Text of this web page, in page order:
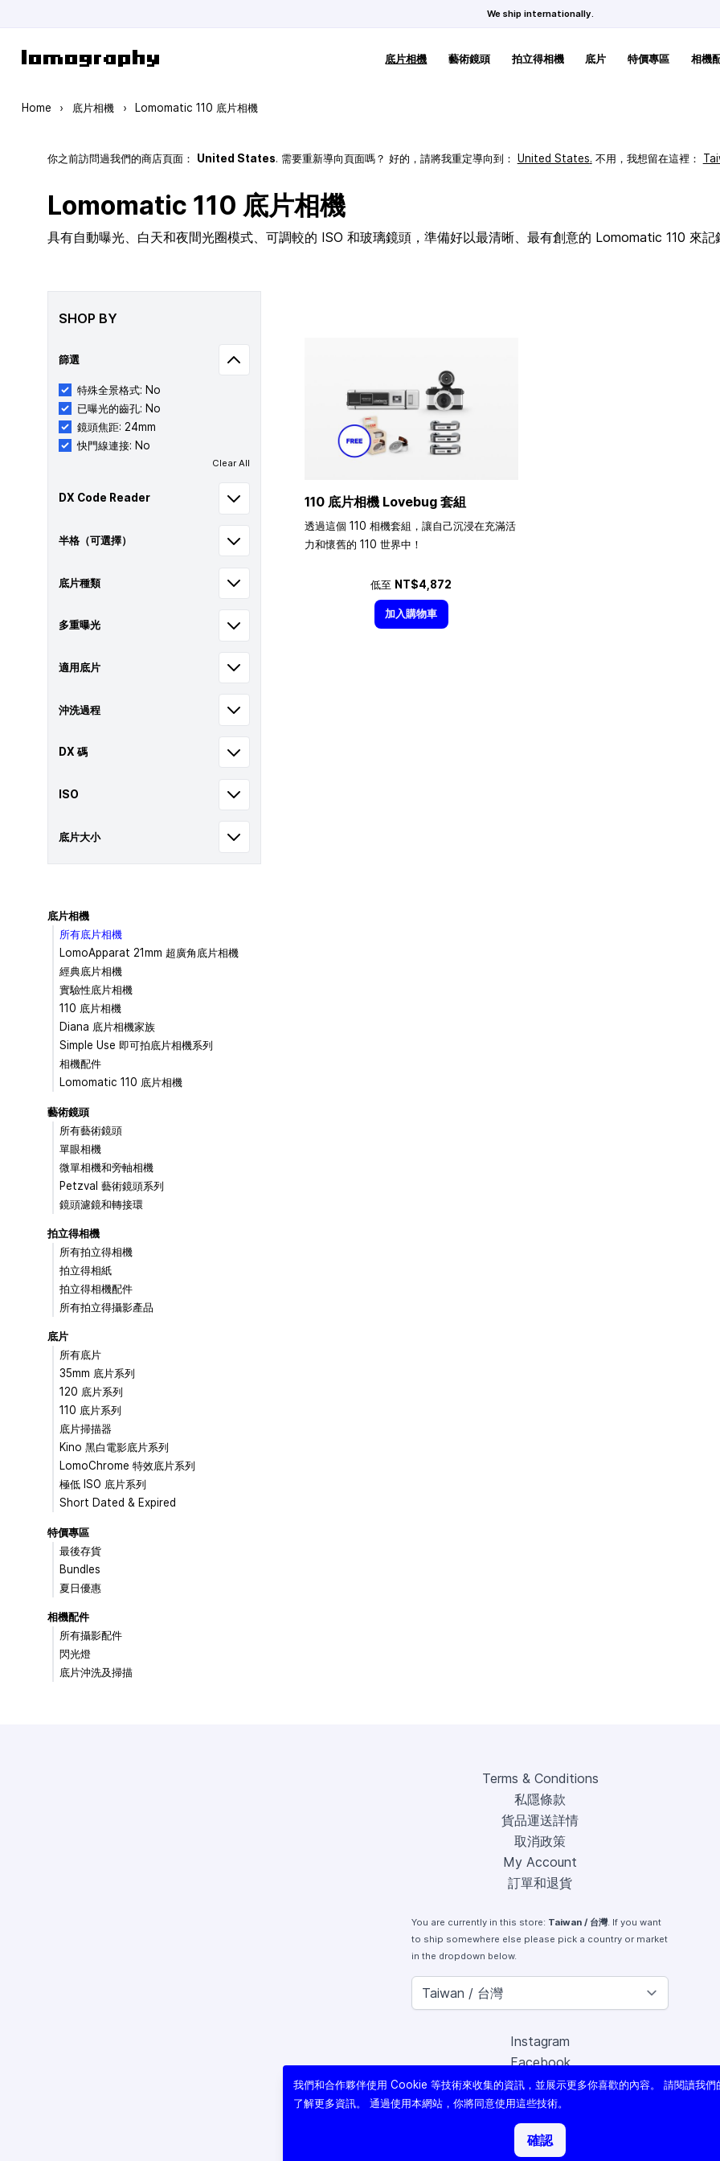
We ship internationally.
底片相機 藝術鏡頭 拍立得相機 底片 特價專區 相機
Home › 底片相機 › Lomomatic 110 底片相機
你之前訪問過我們的商店頁面： United States. 需要重新導向頁面嗎？ 好的，請將我重定導向到： United States. 不用，我想留在這裡：
Lomomatic 110 底片相機
具有自動曝光、白天和夜間光圈模式、可調較的 ISO 和玻璃鏡頭，準備好以最清晰、最有創意的 Lomomatic 110 來記
SHOP BY
篩選
特殊全景格式: No
已曝光的齒孔: No
鏡頭焦距: 24mm
快門線連接: No
Clear All
DX Code Reader
半格（可選擇）
底片種類
多重曝光
適用底片
沖洗過程
DX 碼
ISO
底片大小
110 底片相機 Lovebug 套組
透過這個 110 相機套組，讓自己沉浸在充滿活
力和懷舊的 110 世界中！
低至 NT$4,872
加入購物車
底片相機
所有底片相機
LomoApparat 21mm 超廣角底片相機
經典底片相機
實驗性底片相機
110 底片相機
Diana 底片相機家族
Simple Use 即可拍底片相機系列
相機配件
Lomomatic 110 底片相機
藝術鏡頭
所有藝術鏡頭
單眼相機
微單相機和旁軸相機
Petzval 藝術鏡頭系列
鏡頭濾鏡和轉接環
拍立得相機
所有拍立得相機
拍立得相紙
拍立得相機配件
所有拍立得攝影產品
底片
所有底片
35mm 底片系列
120 底片系列
110 底片系列
底片掃描器
Kino 黑白電影底片系列
LomoChrome 特效底片系列
極低 ISO 底片系列
Short Dated & Expired
特價專區
最後存貨
Bundles
夏日優惠
相機配件
所有攝影配件
閃光燈
底片沖洗及掃描
Terms & Conditions
私隱條款
貨品運送詳情
取消政策
My Account
訂單和退貨
You are currently in this store: Taiwan / 台灣. If you want
to ship somewhere else please pick a country or market
in the dropdown below.
Instagram
Facebook
X (Twitter)
Youtube
Lomography
我們和合作夥伴使用 Cookie 等技術來收集的資訊，並展示更多你喜歡的內容。 請閱讀我們
了解更多資訊。 通過使用本網站，你將同意使用這些技術。
確認